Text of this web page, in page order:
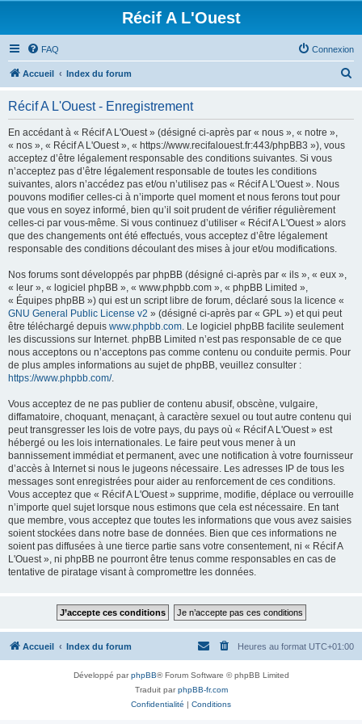
Récif A L'Ouest
FAQ Connexion
Accueil Index du forum
Récif A L'Ouest - Enregistrement
En accédant à « Récif A L'Ouest » (désigné ci-après par « nous », « notre »,
« nos », « Récif A L'Ouest », « https://www.recifalouest.fr:443/phpBB3 »), vous
acceptez d’être légalement responsable des conditions suivantes. Si vous
n’acceptez pas d’être légalement responsable de toutes les conditions
suivantes, alors n’accédez pas et/ou n’utilisez pas « Récif A L'Ouest ». Nous
pouvons modifier celles-ci à n’importe quel moment et nous ferons tout pour
que vous en soyez informé, bien qu’il soit prudent de vérifier régulièrement
celles-ci par vous-même. Si vous continuez d’utiliser « Récif A L'Ouest » alors
que des changements ont été effectués, vous acceptez d’être légalement
responsable des conditions découlant des mises à jour et/ou modifications.
Nos forums sont développés par phpBB (désigné ci-après par « ils », « eux »,
« leur », « logiciel phpBB », « www.phpbb.com », « phpBB Limited »,
« Équipes phpBB ») qui est un script libre de forum, déclaré sous la licence «
GNU General Public License v2 » (désigné ci-après par « GPL ») et qui peut
être téléchargé depuis www.phpbb.com. Le logiciel phpBB facilite seulement
les discussions sur Internet. phpBB Limited n’est pas responsable de ce que
nous acceptons ou n’acceptons pas comme contenu ou conduite permis. Pour
de plus amples informations au sujet de phpBB, veuillez consulter :
https://www.phpbb.com/.
Vous acceptez de ne pas publier de contenu abusif, obscène, vulgaire,
diffamatoire, choquant, menaçant, à caractère sexuel ou tout autre contenu qui
peut transgresser les lois de votre pays, du pays où « Récif A L'Ouest » est
hébergé ou les lois internationales. Le faire peut vous mener à un
bannissement immédiat et permanent, avec une notification à votre fournisseur
d’accès à Internet si nous le jugeons nécessaire. Les adresses IP de tous les
messages sont enregistrées pour aider au renforcement de ces conditions.
Vous acceptez que « Récif A L'Ouest » supprime, modifie, déplace ou verrouille
n’importe quel sujet lorsque nous estimons que cela est nécessaire. En tant
que membre, vous acceptez que toutes les informations que vous avez saisies
soient stockées dans notre base de données. Bien que ces informations ne
soient pas diffusées à une tierce partie sans votre consentement, ni « Récif A
L'Ouest », ni phpBB ne pourront être tenus comme responsables en cas de
tentative de piratage visant à compromettre les données.
Accueil Index du forum Heures au format UTC+01:00
Développé parphpBB® Forum Software © phpBB Limited
Traduit parphpBB-fr.com
Confidentialité | Conditions